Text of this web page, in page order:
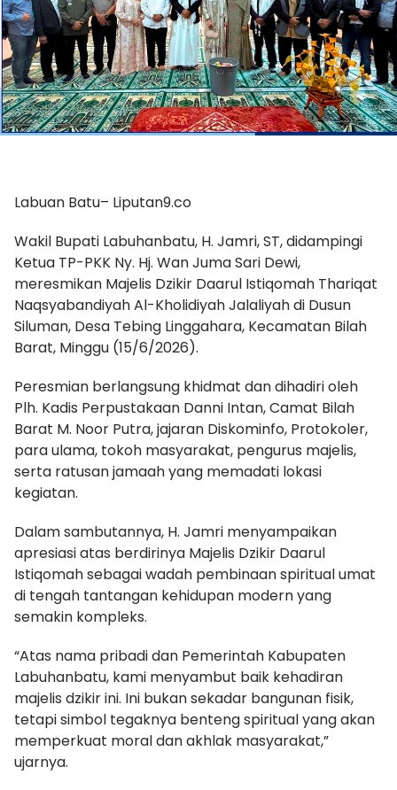
Labuan Batu– Liputan9.co
Wakil Bupati Labuhanbatu, H. Jamri, ST, didampingi
Ketua TP-PKK Ny. Hj. Wan Juma Sari Dewi,
meresmikan Majelis Dzikir Daarul Istiqomah Thariqat
Naqsyabandiyah Al-Kholidiyah Jalaliyah di Dusun
Siluman, Desa Tebing Linggahara, Kecamatan Bilah
Barat, Minggu (15/6/2026).
Peresmian berlangsung khidmat dan dihadiri oleh
Plh. Kadis Perpustakaan Danni Intan, Camat Bilah
Barat M. Noor Putra, jajaran Diskominfo, Protokoler,
para ulama, tokoh masyarakat, pengurus majelis,
serta ratusan jamaah yang memadati lokasi
kegiatan.
Dalam sambutannya, H. Jamri menyampaikan
apresiasi atas berdirinya Majelis Dzikir Daarul
Istiqomah sebagai wadah pembinaan spiritual umat
di tengah tantangan kehidupan modern yang
semakin kompleks.
“Atas nama pribadi dan Pemerintah Kabupaten
Labuhanbatu, kami menyambut baik kehadiran
majelis dzikir ini. Ini bukan sekadar bangunan fisik,
tetapi simbol tegaknya benteng spiritual yang akan
memperkuat moral dan akhlak masyarakat,”
ujarnya.